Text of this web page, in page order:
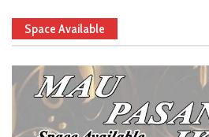
Space Available